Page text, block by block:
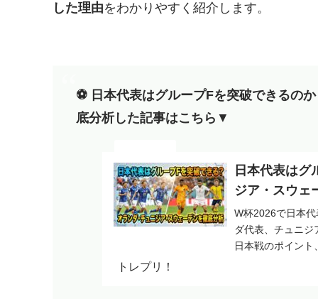
した理由をわかりやすく紹介します。
⚽️ 日本代表はグループFを突破できるの
底分析した記事はこちら ▼
日本代表はグ
ジア・スウェ
W杯2026で日本
ダ代表、チュニ
日本戦のポイン
トレプリ！